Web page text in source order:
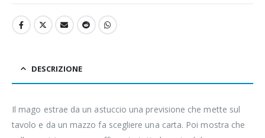
DESCRIZIONE
Il mago estrae da un astuccio una previsione che mette sul
tavolo e da un mazzo fa scegliere una carta. Poi mostra che